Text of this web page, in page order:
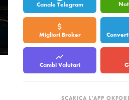
Canale Telegram
Migliori Broker
Cambi Valutari
SCARICA L'APP